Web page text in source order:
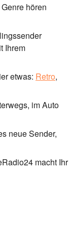
hören
Ihrem
etwas: Retro,
im Auto
neue Sender,
macht Ihr